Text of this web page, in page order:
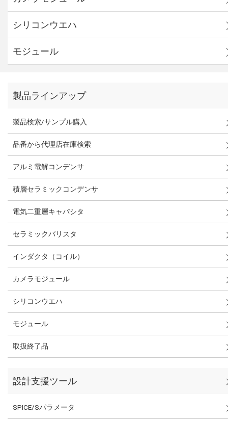
シリコンウエハ
モジュール
製品ラインアップ
製品検索/サンプル購入
品番から代理店在庫検索
アルミ電解コンデンサ
積層セラミックコンデンサ
電気二重層キャパシタ
セラミックバリスタ
インダクタ（コイル）
カメラモジュール
シリコンウエハ
モジュール
取扱終了品
設計支援ツール
SPICE/Sパラメータ